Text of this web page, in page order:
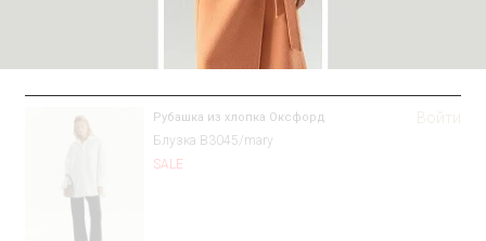
Рубашка из хлопка Оксфорд
Блузка B3045/mary
SALE
Войти